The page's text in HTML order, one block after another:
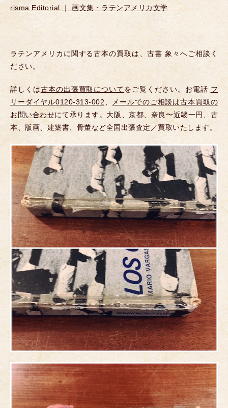
risma Editorial ｜ 画文集・ラテンアメリカ文学
ラテンアメリカに関する古本の買取は、古書 象々へご相談く
ださい。
詳しくは古本の出張買取についてをご覧ください。お電話 フ
リーダイヤル0120-313-002、
メールでのご相談は古本買取の
お問い合わせにて承ります。大阪、京都、奈良〜近畿一円、古
本、版画、建築書、骨董など全国出張査定／買取いたします。